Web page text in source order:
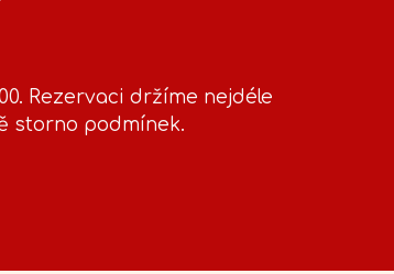
Rezervaci držíme nejdéle
storno podmínek.